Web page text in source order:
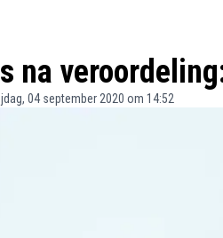
na
04 september 2020 om 14:52